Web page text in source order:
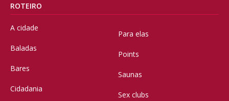
ROTEIRO
A cidade
Baladas
Bares
Cidadania
Para elas
Points
Saunas
Sex clubs